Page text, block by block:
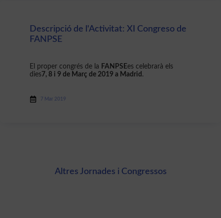
Descripció de l'Activitat: XI Congreso de
FANPSE
El proper congrés de la FANPSEes celebrarà els
dies7, 8 i 9 de Març de 2019 a Madrid .
7 Mar 2019
Altres Jornades i Congressos